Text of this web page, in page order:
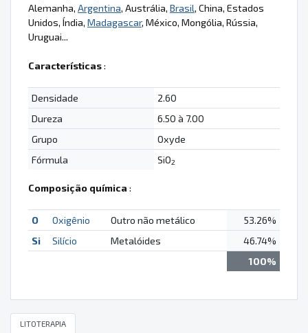
Alemanha, Argentina, Austrália, Brasil, China, Estados
Unidos, Índia, Madagascar, México, Mongólia, Rússia,
Uruguai...
Características:
Densidade
2.60
Dureza
6.50 à 7.00
Grupo
Oxyde
Fórmula
SiO2
Composição química :
O Oxigênio Outro não metálico
53.26%
Si
Silício Metalóides
46.74%
100%
LITOTERAPIA